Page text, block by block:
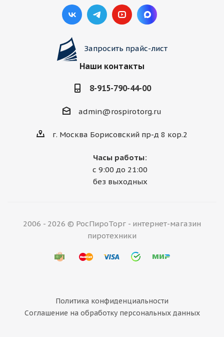
Запросить прайс-лист
Наши контакты
8-915-790-44-00
admin@rospirotorg.ru
г. Москва Борисовский пр-д 8 кор.2
Часы работы:
с 9:00 до 21:00
без выходных
2006 - 2026 © РосПироТорг - интернет-магазин
пиротехники
Политика конфиденциальности
Соглашение на обработку персональных данных